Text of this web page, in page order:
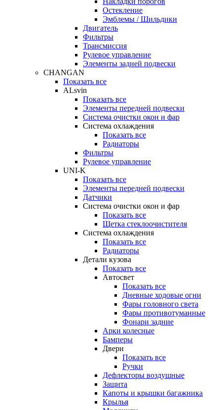
Остекление
Эмблемы / Шильдики
Двигатель
Фильтры
Трансмиссия
Рулевое управление
Элементы задней подвески
CHANGAN
Показать все
ALsvin
Показать все
Элементы передней подвески
Система очистки окон и фар
Система охлаждения
Показать все
Радиаторы
Фильтры
Рулевое управление
UNI-K
Показать все
Элементы передней подвески
Датчики
Система очистки окон и фар
Показать все
Щетка стеклоочистителя
Система охлаждения
Показать все
Радиаторы
Детали кузова
Показать все
Автосвет
Показать все
Дневные ходовые огни
Фары головного света
Фары противотуманные
Фонари задние
Арки колесные
Бамперы
Двери
Показать все
Ручки
Дефлекторы воздушные
Защита
Капоты и крышки багажника
Крылья